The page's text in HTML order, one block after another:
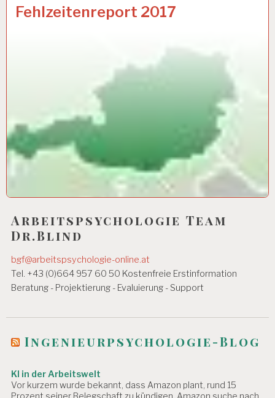
ARBEIT
UND
Fehlzeitenreport 2017
17 NOV. 2017
Arbeitspsychologie Team
Dr.Blind
bgf@arbeitspsychologie-online.at
Tel. +43 (0)664 957 60 50 Kostenfreie Erstinformation
Beratung - Projektierung - Evaluierung - Support
Ingenieurpsychologie-Blog
KI in der Arbeitswelt
Vor kurzem wurde bekannt, dass Amazon plant, rund 15